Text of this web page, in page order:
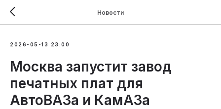
Новости
2026-05-13 23:00
Москва запустит завод
печатных плат для
АвтоВАЗа и КамАЗа